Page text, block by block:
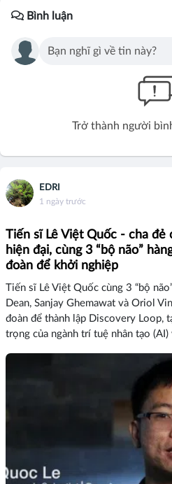
Bình luận
Trở thành người
EDRI
1 ngày trước
Tiến sĩ Lê Việt Quốc - cha đẻ
hiện đại, cùng 3 “bộ não”
đoàn để khởi nghiệp
Tiến sĩ Lê Việt Quốc cùng 3 “bộ
Dean, Sanjay Ghemawat và Oriol
đoàn để thành lập Discovery Loop,
trọng của ngành trí tuệ nhân tạo